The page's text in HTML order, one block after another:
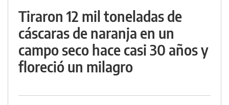
Tiraron 12 mil toneladas de
cáscaras de naranja en un
campo seco hace casi 30 años y
floreció un milagro